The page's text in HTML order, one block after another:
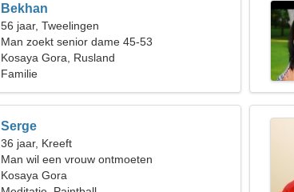
Bekhan
56 jaar, Tweelingen
Man zoekt senior dame 45-53
Kosaya Gora, Rusland
Familie
Serge
36 jaar, Kreeft
Man wil een vrouw ontmoeten
Kosaya Gora